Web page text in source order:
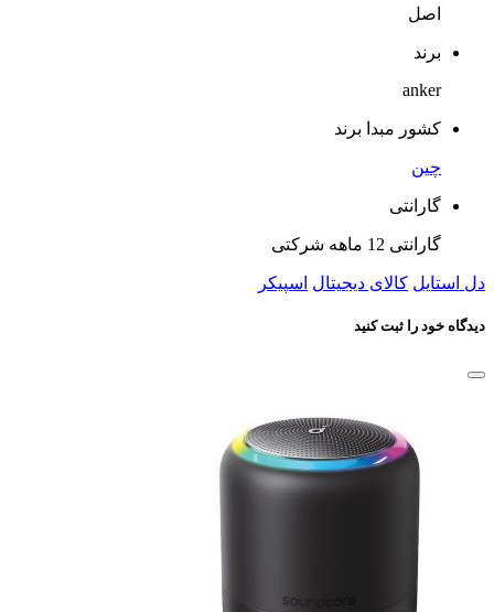
اصل
برند
anker
کشور مبدا برند
چین
گارانتی
گارانتی 12 ماهه شرکتی
دل استایل کالای دیجیتال اسپیکر
دیدگاه خود را ثبت کنید